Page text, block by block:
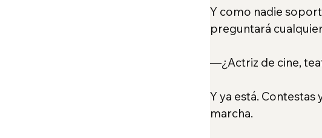
Y como nadie
preguntará
—¿Actriz de cine,
Y ya está.
marcha.